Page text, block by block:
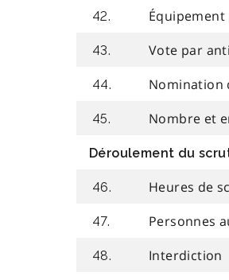
42.
43. Vote par
44. Nomination
45. Nombre et
Déroulement du
46. Heures de
47. Personnes
48. Interdiction